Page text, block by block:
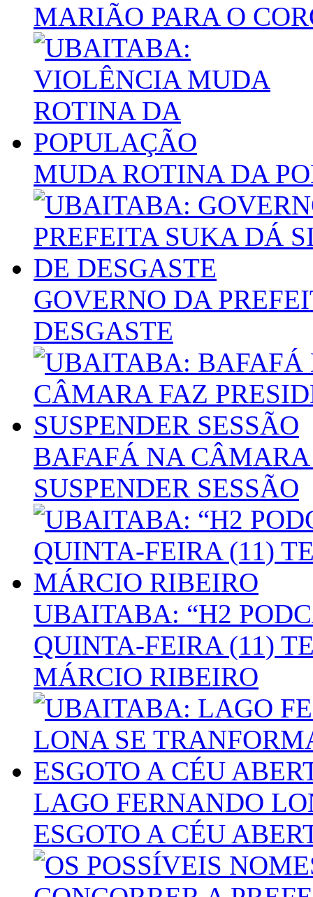
MARIÃO PARA O
MUDA ROTINA DA
GOVERNO DA
DESGASTE
BAFAFÁ NA
SUSPENDER SESSÃO
UBAITABA: “H2
QUINTA-FEIRA (11)
MÁRCIO RIBEIRO
LAGO FERNANDO
ESGOTO A CÉU